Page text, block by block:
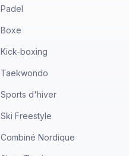
Padel
Boxe
Kick-boxing
Taekwondo
Sports d'hiver
Ski Freestyle
Combiné Nordique